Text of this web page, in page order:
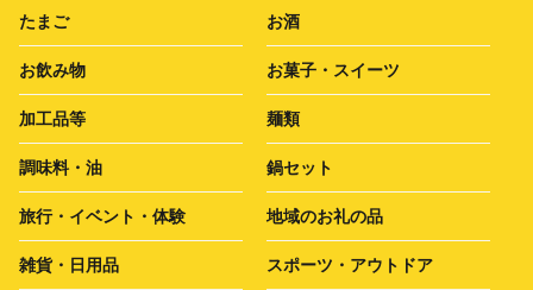
たまご お酒
お飲み物 お菓子・スイーツ
加工品等 麺類
調味料・油 鍋セット
旅行・イベント・体験 地域のお礼の品
雑貨・日用品 スポーツ・アウトドア